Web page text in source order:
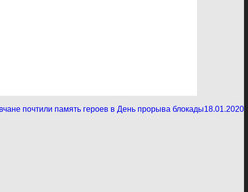
почтили память героев в День прорыва блокады18.01.2020